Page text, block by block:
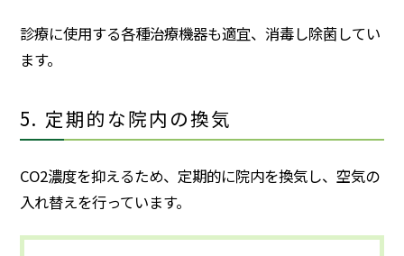
診療に使用する各種治療機器も適宜、消毒し除菌してい
ます。
5. 定期的な院内の換気
CO2濃度を抑えるため、定期的に院内を換気し、空気の
入れ替えを行っています。